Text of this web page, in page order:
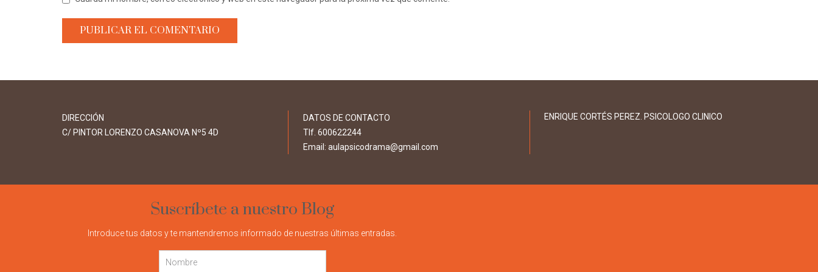
DIRECCIÓN
C/ PINTOR LORENZO CASANOVA Nº5 4D
DATOS DE CONTACTO
Tlf. 600622244
Email: aulapsicodrama@gmail.com
ENRIQUE CORTÉS PEREZ. PSICOLOGO CLINICO
Suscríbete a nuestro Blog
Introduce tus datos y te mantendremos informado de nuestras últimas entradas.